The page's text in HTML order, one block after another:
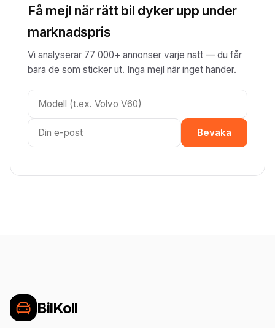
Få mejl när rätt bil dyker upp under
marknadspris
Vi analyserar 77 000+ annonser varje natt — du får
bara de som sticker ut. Inga mejl när inget händer.
Bevaka
BilKoll